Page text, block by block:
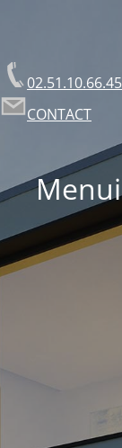
02.51.10.66.45
CONTACT